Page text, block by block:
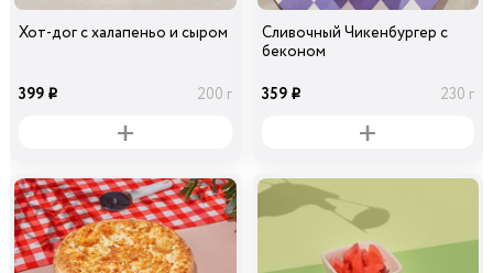
Хот-дог с халапеньо и сыром
399 i 200 г
Сливочный Чикенбургер с
беконом
359 i 230 г